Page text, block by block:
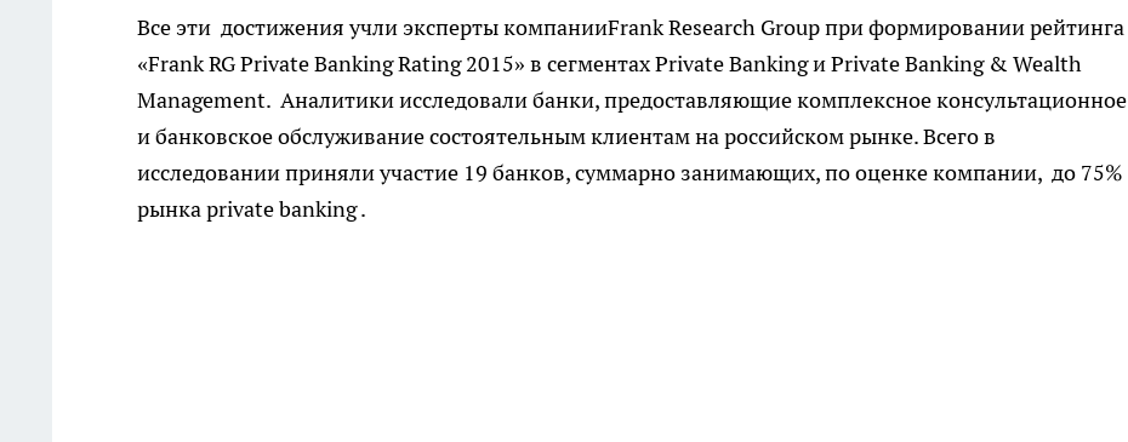
Все эти достижения учли эксперты компанииFrank Research Group при формировании рейтинга
«Frank RG Private Banking Rating 2015» в сегментах Private Banking и Private Banking & Wealth
Management. Аналитики исследовали банки, предоставляющие комплексное консультационное
и банковское обслуживание состоятельным клиентам на российском рынке. Всего в
исследовании приняли участие 19 банков, суммарно занимающих, по оценке компании, до 75%
рынка private banking .